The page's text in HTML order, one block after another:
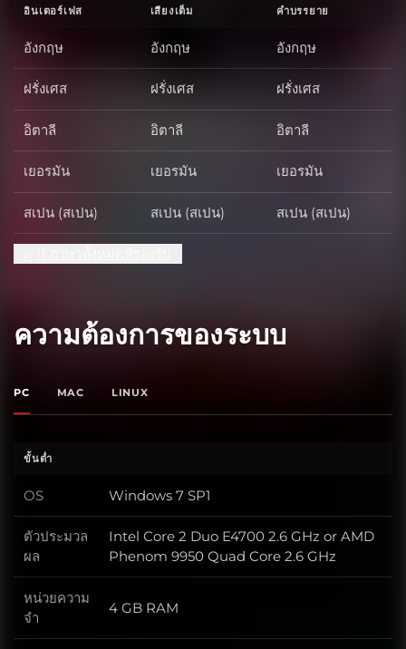
อินเตอร์เฟส เสียงเต็ม คำบรรยาย
อังกฤษ อังกฤษ อังกฤษ
ฝรั่งเศส ฝรั่งเศส ฝรั่งเศส
อิตาลี อิตาลี อิตาลี
เยอรมัน เยอรมัน เยอรมัน
สเปน (สเปน) สเปน (สเปน) สเปน (สเปน)
ความต้องการของระบบ
PC MAC LINUX
ขั้นต่ำ
OS OS
Windows 7 SP1
ตัวประมวล
ผล
ตัวประมวลผล
Intel Core 2 Duo E4700 2.6 GHz or AMD
Phenom 9950 Quad Core 2.6 GHz
หน่วยความ
จำ
หน่วยความจำ
4 GB RAM